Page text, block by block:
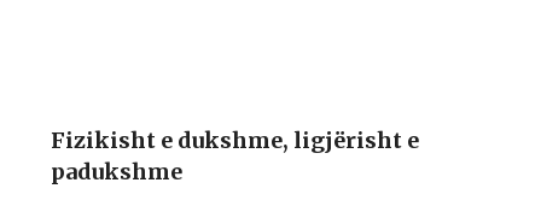
Fizikisht e dukshme, ligjërisht e
padukshme